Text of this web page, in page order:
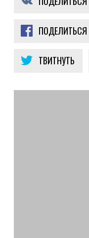
ПОДЕЛИТЬСЯ
ТВИТНУТЬ